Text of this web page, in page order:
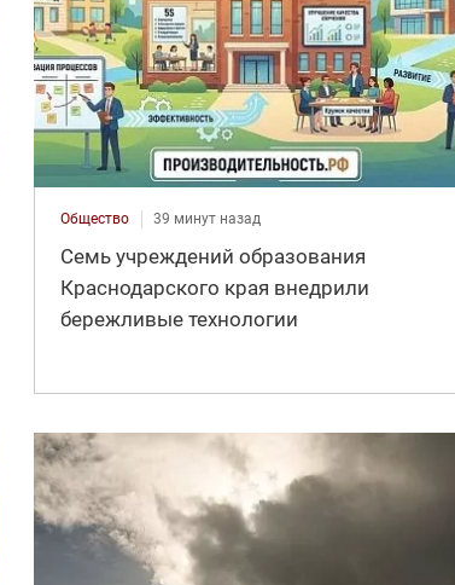
Общество 39 минут назад
Семь учреждений образования
Краснодарского края внедрили
бережливые технологии